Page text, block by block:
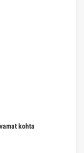
kohta